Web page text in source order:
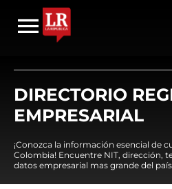
DIRECTORIO
EMPRESARIAL
¡Conozca la información esencial de
Colombia! Encuentre NIT, dirección,
datos empresarial mas grande del